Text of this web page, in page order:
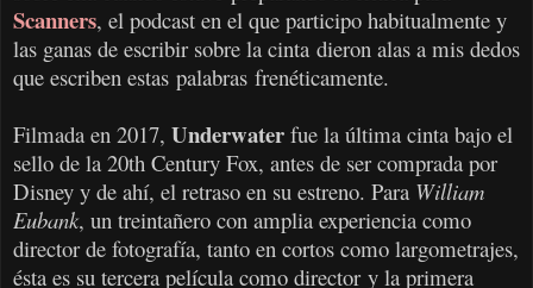
Scanners, el podcast en el que participo habitualmente y
las ganas de escribir sobre la cinta dieron alas a mis dedos
que escriben estas palabras frenéticamente.
Filmada en 2017, Underwater fue la última cinta bajo el
sello de la 20th Century Fox, antes de ser comprada por
Disney y de ahí, el retraso en su estreno. Para William
Eubank, un treintañero con amplia experiencia como
director de fotografía, tanto en cortos como largometrajes,
ésta es su tercera película como director y la primera